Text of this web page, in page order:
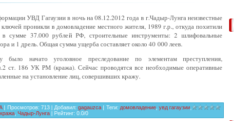
УВД Гагаузии в ночь на 08.12.2012 года в г.Чадыр-Лунга неизвестные
проникли в домовладение местного жителя, 1989 г.р., откуда похитили
в сумме 37.000 рублей РФ, строительные инструменты: 2 шлифовальные
и 1 дрель. Общая сумма ущерба составляет около 40 000 леев.
начато уголовное преследование по элементам преступления,
ст. 186 УК РМ (кража). Сейчас проводятся все необходимые оперативные
на установление лиц, совершивших кражу.
| Просмотров: 713| Добавил: gagauzca | Теги: домовладение, увд гагаузии
кража Чадыр-Лунга | Рейтинг: 0.0/0